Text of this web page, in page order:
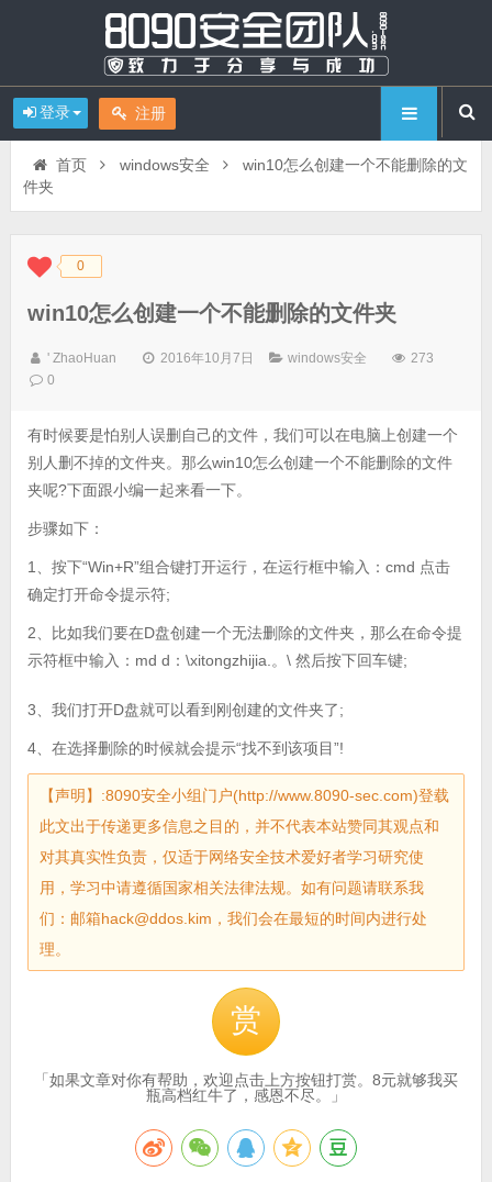
登录 注册
首页 windows安全
win10怎么创建一个不能删除的文
件夹
◆◆ 0
win10怎么创建一个不能删除的文件夹
' ZhaoHuan 2016年10月7日 windows安全
273
0
有时候要是怕别人误删自己的文件，我们可以在电脑上创建一个
别人删不掉的文件夹。那么win10怎么创建一个不能删除的文件
夹呢?下面跟小编一起来看一下。
步骤如下：
1、按下“Win+R”组合键打开运行，在运行框中输入：cmd 点击
确定打开命令提示符;
2、比如我们要在D盘创建一个无法删除的文件夹，那么在命令提
示符框中输入：md d：\xitongzhijia.。\ 然后按下回车键;
3、我们打开D盘就可以看到刚创建的文件夹了;
4、在选择删除的时候就会提示“找不到该项目”!
【声明】:8090安全小组门户(http://www.8090-sec.com)登载
此文出于传递更多信息之目的，并不代表本站赞同其观点和
对其真实性负责，仅适于网络安全技术爱好者学习研究使
用，学习中请遵循国家相关法律法规。如有问题请联系我
们：邮箱hack@ddos.kim，我们会在最短的时间内进行处
理。
赏
「如果文章对你有帮助，欢迎点击上方按钮打赏。8元就够我买
瓶高档红牛了，感恩不尽。」